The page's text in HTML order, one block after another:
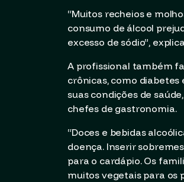
“Muitos recheios e
consumo de álcool
excesso de sódio”,
A profissional também
crônicas, como
suas condições de
chefes de gastronomia.
“Doces e bebidas
doença. Inserir
para o cardápio. Os
muitos vegetais para os